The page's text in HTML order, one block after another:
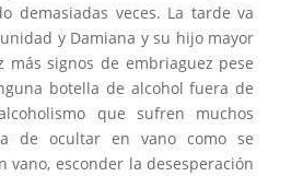
demasiadas veces. La tarde va
y Damiana y su hijo mayor
más signos de embriaguez pese
botella de alcohol fuera de
que sufren muchos
de ocultar en vano como se
vano, esconder la desesperación